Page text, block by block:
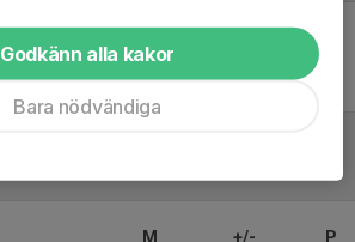
Inget referat skrivet
M +/- P
Godkänn alla kakor
Bara nödvändiga